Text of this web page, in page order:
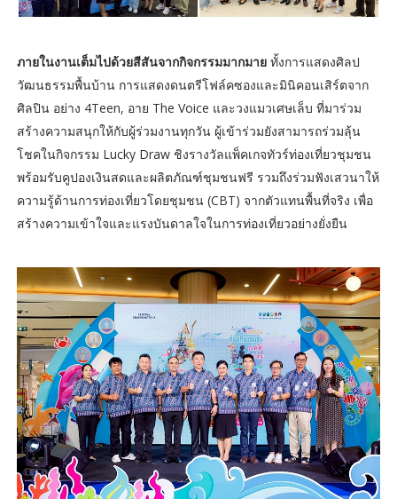
ภายในงานเต็มไปด้วยสีสันจากกิจกรรมมากมาย ทั้งการแสดงศิลป
วัฒนธรรมพื้นบ้าน การแสดงดนตรีโฟล์คซองและมินิคอนเสิร์ตจาก
ศิลปิน อย่าง 4Teen, อาย The Voice และวงแมวเศษเล็บ ที่มาร่วม
สร้างความสนุกให้กับผู้ร่วมงานทุกวัน ผู้เข้าร่วมยังสามารถร่วมลุ้น
โชคในกิจกรรม Lucky Draw ชิงรางวัลแพ็คเกจทัวร์ท่องเที่ยวชุมชน
พร้อมรับคูปองเงินสดและผลิตภัณฑ์ชุมชนฟรี รวมถึงร่วมฟังเสวนาให้
ความรู้ด้านการท่องเที่ยวโดยชุมชน (CBT) จากตัวแทนพื้นที่จริง เพื่อ
สร้างความเข้าใจและแรงบันดาลใจในการท่องเที่ยวอย่างยั่งยืน